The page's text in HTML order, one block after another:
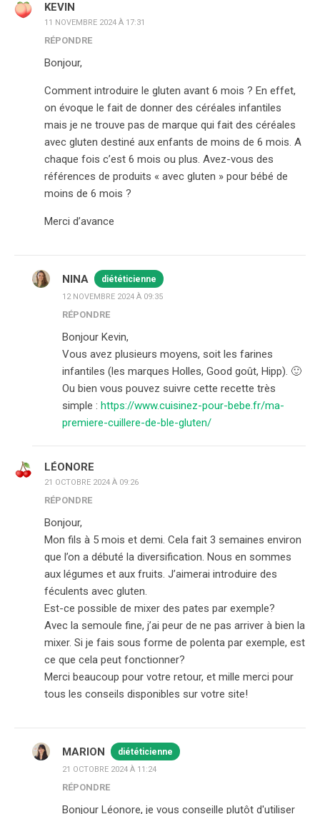
KEVIN
11 NOVEMBRE 2024 À 17:31
RÉPONDRE
Bonjour,
Comment introduire le gluten avant 6 mois ? En effet,
on évoque le fait de donner des céréales infantiles
mais je ne trouve pas de marque qui fait des céréales
avec gluten destiné aux enfants de moins de 6 mois. A
chaque fois c’est 6 mois ou plus. Avez-vous des
références de produits « avec gluten » pour bébé de
moins de 6 mois ?
Merci d’avance
NINA diététicienne
12 NOVEMBRE 2024 À 09:35
RÉPONDRE
Bonjour Kevin,
Vous avez plusieurs moyens, soit les farines
infantiles (les marques Holles, Good goût, Hipp). 🙂
Ou bien vous pouvez suivre cette recette très
simple : https://www.cuisinez-pour-bebe.fr/ma-
premiere-cuillere-de-ble-gluten/
LÉONORE
21 OCTOBRE 2024 À 09:26
RÉPONDRE
Bonjour,
Mon fils à 5 mois et demi. Cela fait 3 semaines environ
que l’on a débuté la diversification. Nous en sommes
aux légumes et aux fruits. J’aimerai introduire des
féculents avec gluten.
Est-ce possible de mixer des pates par exemple?
Avec la semoule fine, j’ai peur de ne pas arriver à bien la
mixer. Si je fais sous forme de polenta par exemple, est
ce que cela peut fonctionner?
Merci beaucoup pour votre retour, et mille merci pour
tous les conseils disponibles sur votre site!
MARION diététicienne
21 OCTOBRE 2024 À 11:24
RÉPONDRE
Bonjour Léonore, je vous conseille plutôt d'utiliser